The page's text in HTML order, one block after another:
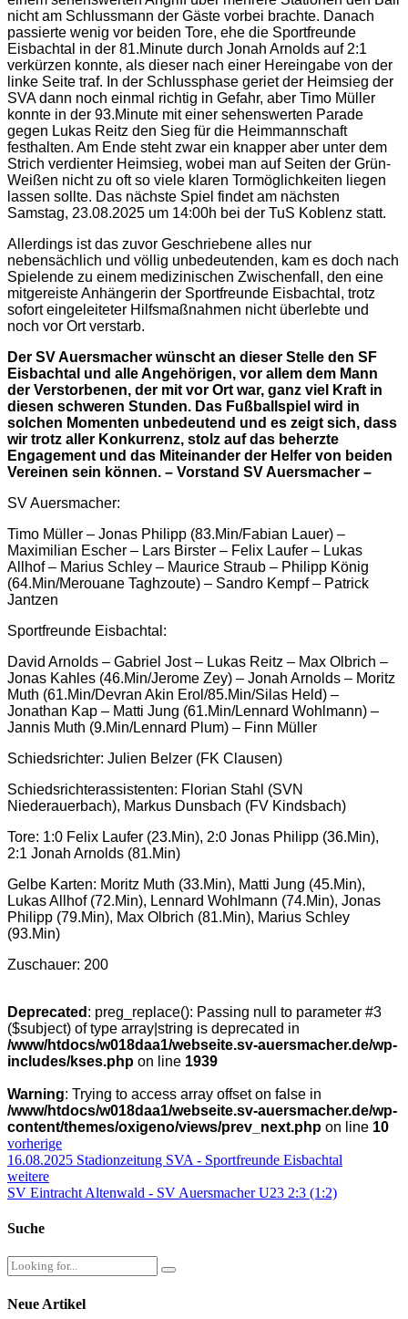
nicht am Schlussmann der Gäste vorbei brachte. Danach
passierte wenig vor beiden Tore, ehe die Sportfreunde
Eisbachtal in der 81.Minute durch Jonah Arnolds auf 2:1
verkürzen konnte, als dieser nach einer Hereingabe von der
linke Seite traf. In der Schlussphase geriet der Heimsieg der
SVA dann noch einmal richtig in Gefahr, aber Timo Müller
konnte in der 93.Minute mit einer sehenswerten Parade
gegen Lukas Reitz den Sieg für die Heimmannschaft
festhalten. Am Ende steht zwar ein knapper aber unter dem
Strich verdienter Heimsieg, wobei man auf Seiten der Grün-
Weißen nicht zu oft so viele klaren Tormöglichkeiten liegen
lassen sollte. Das nächste Spiel findet am nächsten
Samstag, 23.08.2025 um 14:00h bei der TuS Koblenz statt.
Allerdings ist das zuvor Geschriebene alles nur
nebensächlich und völlig unbedeutenden, kam es doch nach
Spielende zu einem medizinischen Zwischenfall, den eine
mitgereiste Anhängerin der Sportfreunde Eisbachtal, trotz
sofort eingeleiteter Hilfsmaßnahmen nicht überlebte und
noch vor Ort verstarb.
Der SV Auersmacher wünscht an dieser Stelle den SF
Eisbachtal und alle Angehörigen, vor allem dem Mann
der Verstorbenen, der mit vor Ort war, ganz viel Kraft in
diesen schweren Stunden. Das Fußballspiel wird in
solchen Momenten unbedeutend und es zeigt sich, dass
wir trotz aller Konkurrenz, stolz auf das beherzte
Engagement und das Miteinander der Helfer von beiden
Vereinen sein können. – Vorstand SV Auersmacher –
SV Auersmacher:
Timo Müller – Jonas Philipp (83.Min/Fabian Lauer) –
Maximilian Escher – Lars Birster – Felix Laufer – Lukas
Allhof – Marius Schley – Maurice Straub – Philipp König
(64.Min/Merouane Taghzoute) – Sandro Kempf – Patrick
Jantzen
Sportfreunde Eisbachtal:
David Arnolds – Gabriel Jost – Lukas Reitz – Max Olbrich –
Jonas Kahles (46.Min/Jerome Zey) – Jonah Arnolds – Moritz
Muth (61.Min/Devran Akin Erol/85.Min/Silas Held) –
Jonathan Kap – Matti Jung (61.Min/Lennard Wohlmann) –
Jannis Muth (9.Min/Lennard Plum) – Finn Müller
Schiedsrichter: Julien Belzer (FK Clausen)
Schiedsrichterassistenten: Florian Stahl (SVN
Niederauerbach), Markus Dunsbach (FV Kindsbach)
Tore: 1:0 Felix Laufer (23.Min), 2:0 Jonas Philipp (36.Min),
2:1 Jonah Arnolds (81.Min)
Gelbe Karten: Moritz Muth (33.Min), Matti Jung (45.Min),
Lukas Allhof (72.Min), Lennard Wohlmann (74.Min), Jonas
Philipp (79.Min), Max Olbrich (81.Min), Marius Schley
(93.Min)
Zuschauer: 200
Deprecated : preg_replace(): Passing null to parameter #3
($subject) of type array|string is deprecated in
/www/htdocs/w018daa1/webseite.sv-auersmacher.de/wp-
includes/kses.php on line 1939
Warning: Trying to access array offset on false in
/www/htdocs/w018daa1/webseite.sv-auersmacher.de/wp-
content/themes/oxigeno/views/prev_next.php on line 10
vorherige
16.08.2025 Stadionzeitung SVA - Sportfreunde Eisbachtal
weitere
SV Eintracht Altenwald - SV Auersmacher U23 2:3 (1:2)
Suche
Neue Artikel